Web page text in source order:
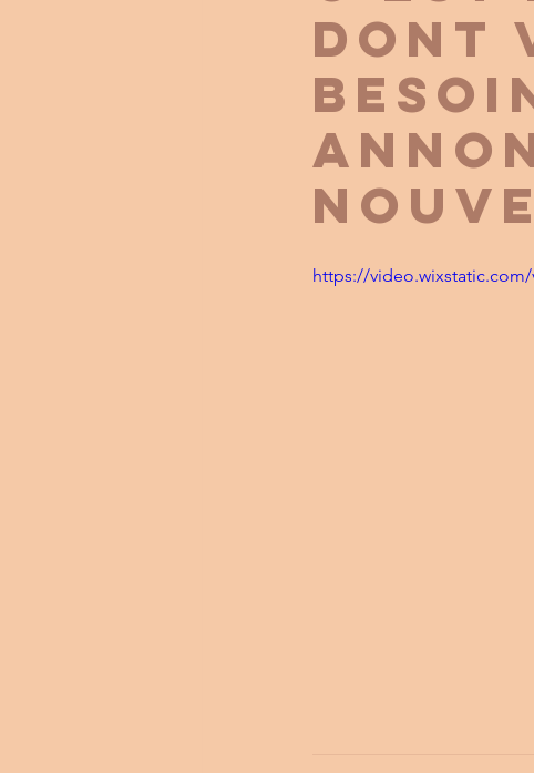
DONT
https://video.wixstatic.com/